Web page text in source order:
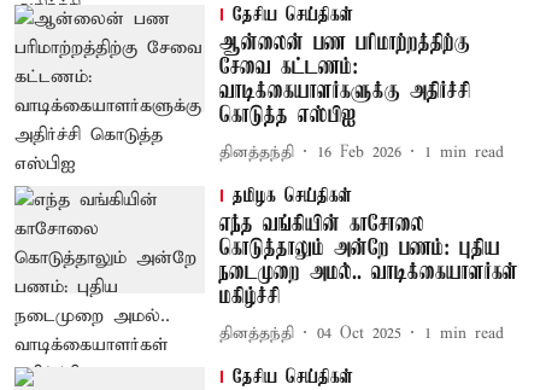
தேசிய செய்திகள்
ஆன்லைன் பண பரிமாற்றத்திற்கு
சேவை கட்டணம்:
வாடிக்கையாளர்களுக்கு அதிர்ச்சி
கொடுத்த எஸ்பிஐ
தினத்தந்தி 16 Feb 2026 1 min read
தமிழக செய்திகள்
எந்த வங்கியின் காசோலை
கொடுத்தாலும் அன்றே பணம்: புதிய
நடைமுறை அமல்.. வாடிக்கையாளர்கள்
மகிழ்ச்சி
தினத்தந்தி 04 Oct 2025 1 min read
தேசிய செய்திகள்